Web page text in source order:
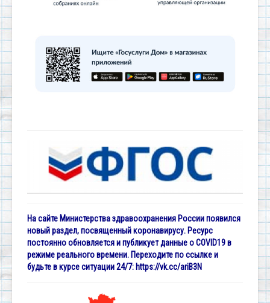
На сайте Министерства здравоохранения России появился
новый раздел, посвященный коронавирусу. Ресурс
постоянно обновляется и публикует данные о COVID19 в
режиме реального времени. Переходите по ссылке и
будьте в курсе ситуации 24/7: https://vk.cc/ariB3N